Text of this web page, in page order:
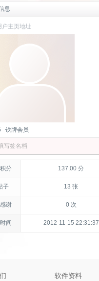
息
户主页地址
铁牌会员
写签名档
分 137.00 分
子 13 张
谢 0 次
间 2012-11-15 22:31:37
软件资料